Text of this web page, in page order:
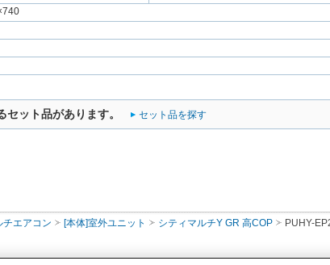
ット品があります。 セット品を探す
チエアコン [本体]室外ユニット シティマルチY GR 高COP PUHY-